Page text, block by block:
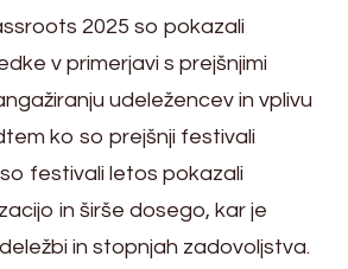
2025 so pokazali
v primerjavi s prejšnjimi
udeležencev in vplivu
ko so prejšnji festivali
festivali letos pokazali
in širše dosego, kar je
in stopnjah zadovoljstva.